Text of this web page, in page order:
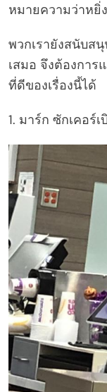
หมายความว่าหยิ่
พวกเรายังสนับส
เสมอ จึงต้องการ
ที่ดีของเรื่องนี้ได้
1. มาร์ก ซักเคอร์เ